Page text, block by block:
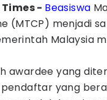
Times - Beasiswa
(MTCP) menjadi
Malaysia
awardee yang
yang